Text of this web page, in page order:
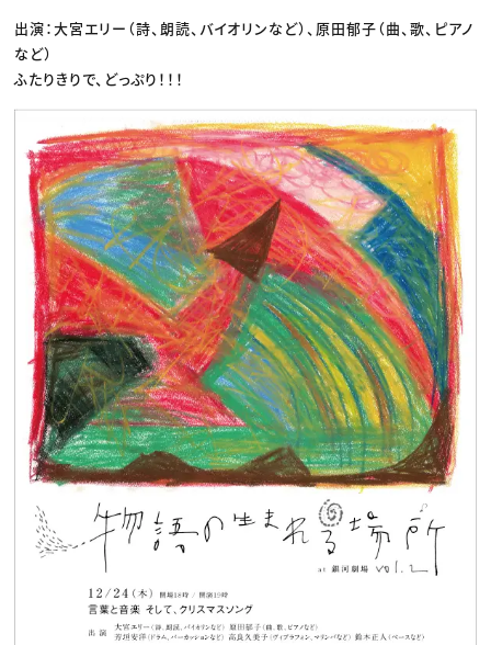
出演：大宮エリー（詩、朗読、バイオリンなど）、原田郁子（曲、歌、ピアノ
など）
ふたりきりで、どっぷり！！！